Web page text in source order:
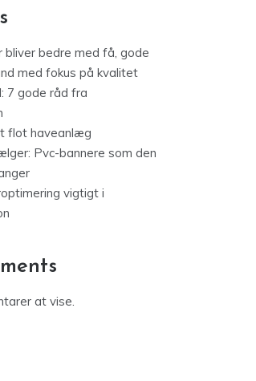
bliver bedre med få, gode
med fokus på kvalitet
7 gode råd fra
flot haveanlæg
Pvc-bannere som den
vigtigt i
at vise.